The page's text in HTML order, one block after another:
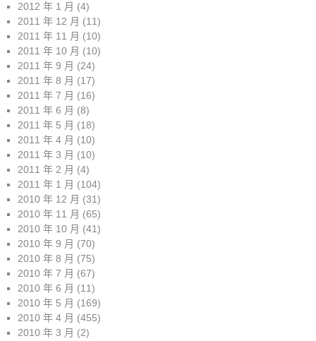
2012 年 1 月 (4)
2011 年 12 月 (11)
2011 年 11 月 (10)
2011 年 10 月 (10)
2011 年 9 月 (24)
2011 年 8 月 (17)
2011 年 7 月 (16)
2011 年 6 月 (8)
2011 年 5 月 (18)
2011 年 4 月 (10)
2011 年 3 月 (10)
2011 年 2 月 (4)
2011 年 1 月 (104)
2010 年 12 月 (31)
2010 年 11 月 (65)
2010 年 10 月 (41)
2010 年 9 月 (70)
2010 年 8 月 (75)
2010 年 7 月 (67)
2010 年 6 月 (11)
2010 年 5 月 (169)
2010 年 4 月 (455)
2010 年 3 月 (2)